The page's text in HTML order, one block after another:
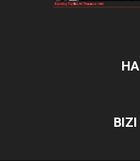
BIZI